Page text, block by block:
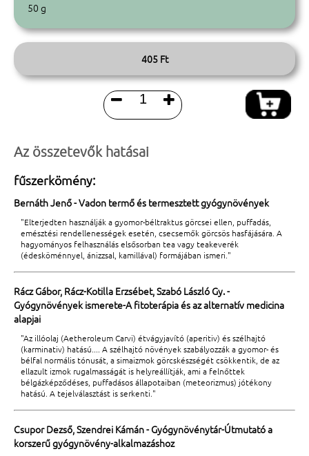
50 g
405 Ft
 
Az összetevők hatásai
fűszerkömény:
Bernáth Jenő - Vadon termő és termesztett gyógynövények
"Elterjedten használják a gyomor-béltraktus görcsei ellen, puffadás,
emésztési rendellenességek esetén, csecsemők görcsös hasfájására. A
hagyományos felhasználás elsősorban tea vagy teakeverék
(édesköménnyel, ánizzsal, kamillával) formájában ismeri."
Rácz Gábor, Rácz-Kotilla Erzsébet, Szabó László Gy. -
Gyógynövények ismerete-A fitoterápia és az alternatív medicina
alapjai
"Az illóolaj (Aetheroleum Carvi) étvágyjavító (aperitiv) és szélhajtó
(karminativ) hatású.... A szélhajtó növények szabályozzák a gyomor- és
bélfal normális tónusát, a simaizmok görcskészségét csökkentik, de az
ellazult izmok rugalmasságát is helyreállítják, ami a felnőttek
bélgázképződéses, puffadásos állapotaiban (meteorizmus) jótékony
hatású. A tejelválasztást is serkenti."
Csupor Dezső, Szendrei Kámán - Gyógynövénytár-Útmutató a
korszerű gyógynövény-alkalmazáshoz